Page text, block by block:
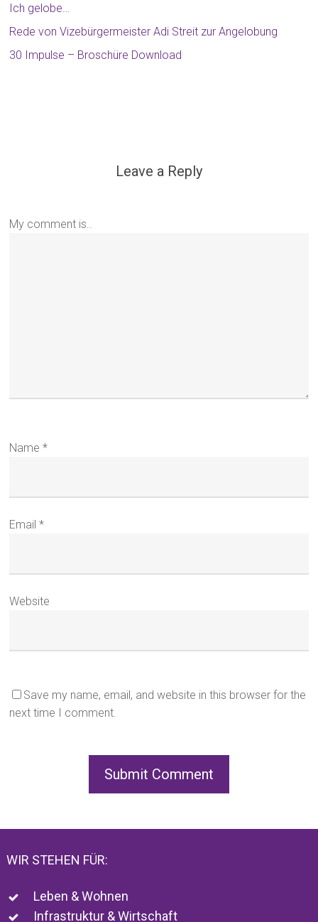
Ich gelobe…
Rede von Vizebürgermeister Adi Streit zur Angelobung
30 Impulse – Broschüre Download
Leave a Reply
My comment is..
Name*
Email*
Website
Save my name, email, and website in this browser for the
next time I comment.
WIR STEHEN FÜR:
Leben & Wohnen
Infrastruktur & Wirtschaft